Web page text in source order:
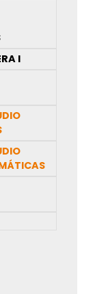
I